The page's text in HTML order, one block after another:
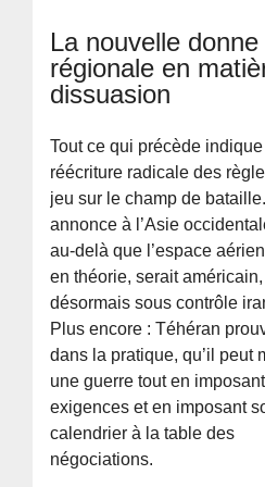
La nouvelle donne
régionale en
dissuasion
Tout ce qui précède
réécriture radicale des
jeu sur le champ de bataille.
annonce à l’Asie
au-delà que l’espace
en théorie, serait
désormais sous contrôle
Plus encore : Téhéran
dans la pratique, qu’il peut
une guerre tout en
exigences et en imposant
calendrier à la table des
négociations.